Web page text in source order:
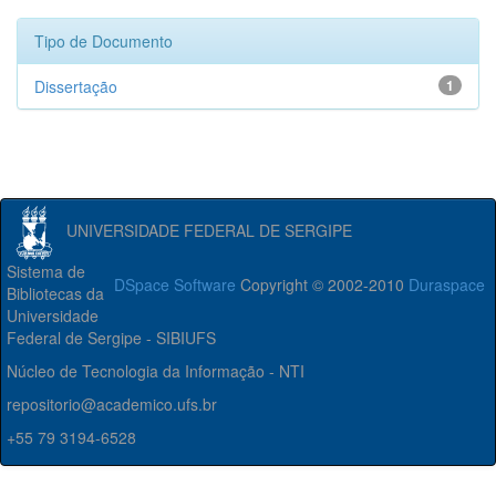
Tipo de Documento
1
Dissertação
UNIVERSIDADE FEDERAL DE SERGIPE
DSpace Software Copyright © 2002-2010 Duraspace
Sistema de
Bibliotecas da
Universidade
Federal de Sergipe - SIBIUFS
Núcleo de Tecnologia da Informação - NTI
repositorio@academico.ufs.br
+55 79 3194-6528